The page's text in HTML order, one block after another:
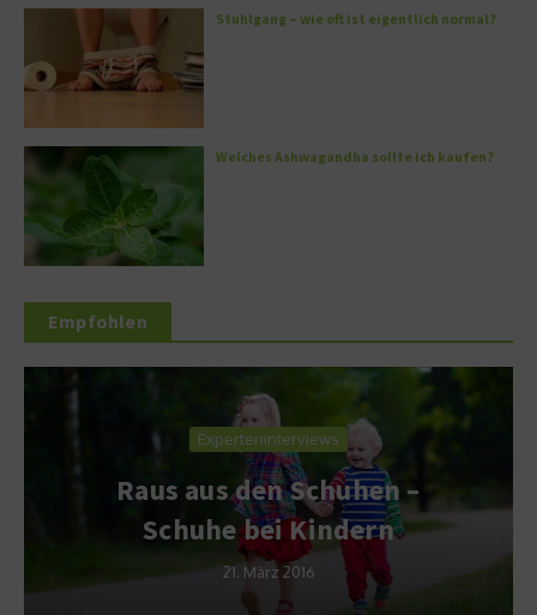
Stuhlgang – wie oft ist eigentlich normal?
Welches Ashwagandha sollte ich kaufen?
Empfohlen
Experteninterviews
Raus aus den Schuhen –
Schuhe bei Kindern
21. März 2016